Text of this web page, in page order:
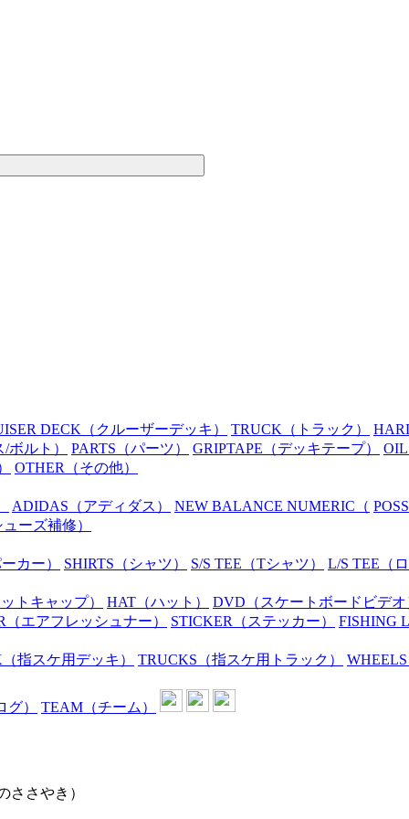
DECK （クルーザーデッキ） TRUCK （トラック）
ボルト）
PARTS （パーツ） GRIPTAPE （デッキテープ） OIL
OTHER （その他）
ADIDAS （アディダス） NEW BALANCE NUMERIC （
ーズ補修）
カー） SHIRTS （シャツ） S/S TEE （Tシャツ） L/S TEE （
トキャップ） HAT （ハット） DVD （スケートボードビデ
（エアフレッシュナー） STICKER （ステッカー） FISHING
（指スケ用デッキ） TRUCKS （指スケ用トラック） WHEELS
グ） TEAM （チーム）
ささやき）